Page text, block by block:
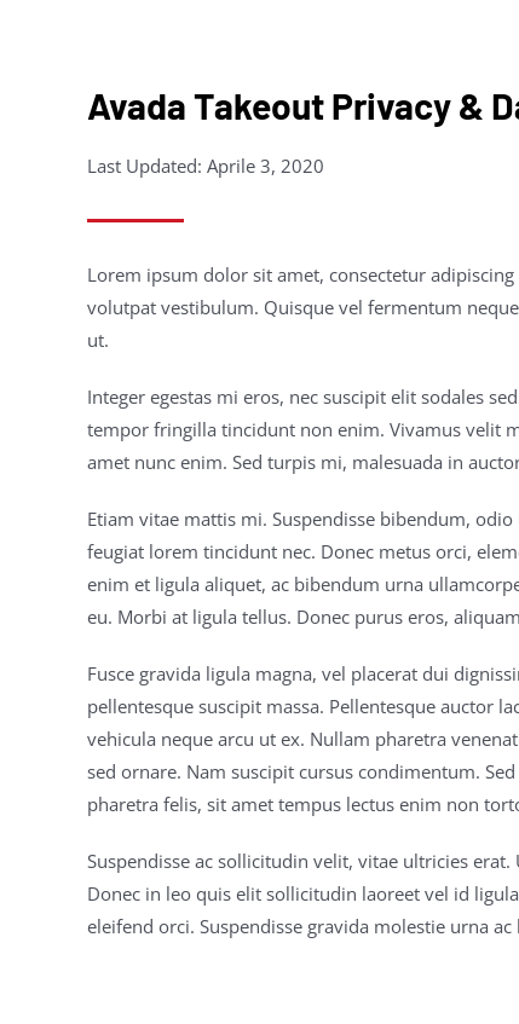
Avada Takeout Privacy &
Last Updated: Aprile 3, 2020
Lorem ipsum dolor sit amet, consectetur
volutpat vestibulum. Quisque vel fermentum
ut.
Integer egestas mi eros, nec suscipit elit sodales
tempor fringilla tincidunt non enim. Vivamus velit
amet nunc enim. Sed turpis mi, malesuada in
Etiam vitae mattis mi. Suspendisse bibendum,
feugiat lorem tincidunt nec. Donec metus orci,
enim et ligula aliquet, ac bibendum urna
eu. Morbi at ligula tellus. Donec purus eros,
Fusce gravida ligula magna, vel placerat dui
pellentesque suscipit massa. Pellentesque auctor
vehicula neque arcu ut ex. Nullam pharetra
sed ornare. Nam suscipit cursus condimentum.
pharetra felis, sit amet tempus lectus enim non
Suspendisse ac sollicitudin velit, vitae ultricies
Donec in leo quis elit sollicitudin laoreet vel id
eleifend orci. Suspendisse gravida molestie urna